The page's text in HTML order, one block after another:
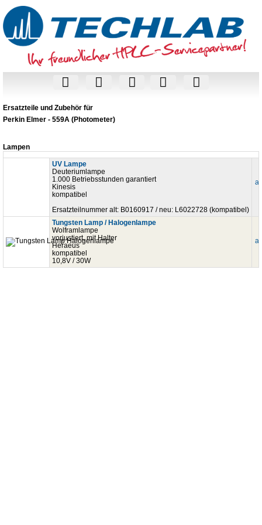
Ersatzteile und Zubehör für
Perkin Elmer - 559A (Photometer)
Lampen
UV Lampe
Deuteriumlampe
1.000 Betriebsstunden garantiert
Kinesis
kompatibel
Ersatzteilnummer alt: B0160917 / neu: L6022728 (kompatibel)
Tungsten Lamp / Halogenlampe
Wolframlampe
vorjustiert, mit Halter
Heraeus
kompatibel
10,8V / 30W